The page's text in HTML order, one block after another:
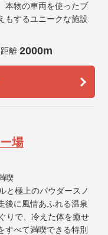
本物の車両を使ったブ
もするユニークな施設
離 2000m
場
喫
と極上のパウダースノ
後に風情あふれる温泉
りで、冷えた体を癒せ
すべて満喫できる特別